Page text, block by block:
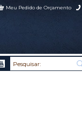
Meu Pedido de Orçamento